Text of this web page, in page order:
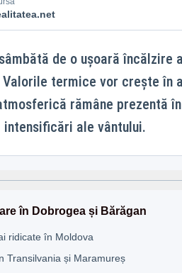
de o ușoară încălzire
termice vor crește în
rămâne prezentă în
ale vântului.
în Dobrogea și Bărăgan
ridicate în Moldova
Transilvania și Maramureș